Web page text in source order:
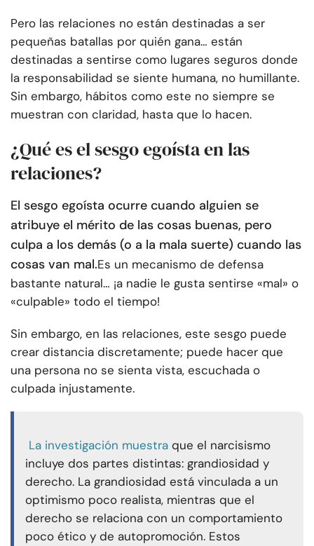
Pero las relaciones no están destinadas a ser
pequeñas batallas por quién gana… están
destinadas a sentirse como lugares seguros donde
la responsabilidad se siente humana, no humillante.
Sin embargo, hábitos como este no siempre se
muestran con claridad, hasta que lo hacen.
¿Qué es el sesgo egoísta en las
relaciones?
El sesgo egoísta ocurre cuando alguien se
atribuye el mérito de las cosas buenas, pero
culpa a los demás (o a la mala suerte) cuando las
cosas van mal.Es un mecanismo de defensa
bastante natural… ¡a nadie le gusta sentirse «mal» o
«culpable» todo el tiempo!
Sin embargo, en las relaciones, este sesgo puede
crear distancia discretamente; puede hacer que
una persona no se sienta vista, escuchada o
culpada injustamente.
La investigación muestra que el narcisismo
incluye dos partes distintas: grandiosidad y
derecho. La grandiosidad está vinculada a un
optimismo poco realista, mientras que el
derecho se relaciona con un comportamiento
poco ético y de autopromoción. Estos